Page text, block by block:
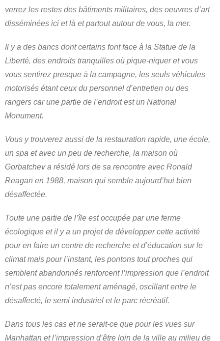
verrez les restes des bâtiments militaires, des oeuvres d’art
disséminées ici et là et partout autour de vous, la mer.
Il y a des bancs dont certains font face à la Statue de la
Liberté, des endroits tranquilles où pique-niquer et vous
vous sentirez presque à la campagne, les seuls véhicules
motorisés étant ceux du personnel d’entretien ou des
rangers car une partie de l’endroit est un National
Monument.
Vous y trouverez aussi de la restauration rapide, une école,
un spa et avec un peu de recherche, la maison où
Gorbatchev a résidé lors de sa rencontre avec Ronald
Reagan en 1988, maison qui semble aujourd’hui bien
désaffectée.
Toute une partie de l’île est occupée par une ferme
écologique et il y a un projet de développer cette activité
pour en faire un centre de recherche et d’éducation sur le
climat mais pour l’instant, les pontons tout proches qui
semblent abandonnés renforcent l’impression que l’endroit
n’est pas encore totalement aménagé, oscillant entre le
désaffecté, le semi industriel et le parc récréatif.
Dans tous les cas et ne serait-ce que pour les vues sur
Manhattan et l’impression d’être loin de la ville au milieu de